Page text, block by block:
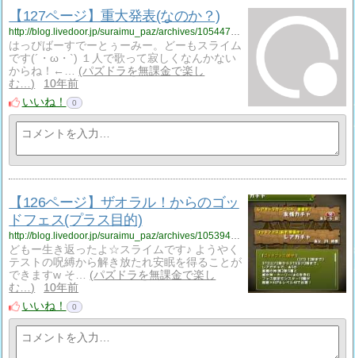
【127ページ】重大発表(なのか？)
http://blog.livedoor.jp/suraimu_paz/archives/1054477591.html
はっぴばーすでーとぅーみー。どーもスライム
です(´・ω・`) １人で歌って寂しくなんかない
からね！←…
パズドラを無課金で楽し
む…
10年前
いいね！
0
【126ページ】ザオラル！からのゴッ
ドフェス(プラス目的)
http://blog.livedoor.jp/suraimu_paz/archives/1053946381.html
どもー生き返ったよ☆スライムです♪ ようやく
テストの呪縛から解き放たれ安眠を得ることが
できますw そ…
パズドラを無課金で楽し
む…
10年前
いいね！
0